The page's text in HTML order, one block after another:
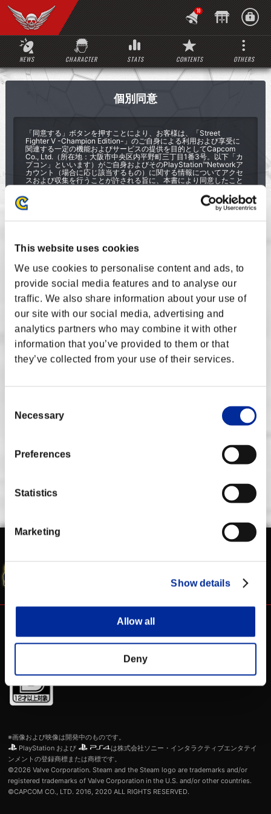
This website uses cookies
We use cookies to personalise content and ads, to
provide social media features and to analyse our
traffic. We also share information about your use of
our site with our social media, advertising and
analytics partners who may combine it with other
information that you’ve provided to them or that
they’ve collected from your use of their services.
Selection
Necessary
Preferences
Statistics
Marketing
Show details
Allow all
Deny
NEWS CHARACTER STATS CONTENTS OTHERS
10
個別同意
「同意する」ボタンを押すことにより、お客様は、「Street
Fighter V -Champion Edition-」のご自身による利用および享受に
関連する一定の機能およびサービスの提供を目的としてCapcom
Co., Ltd.（所在地：大阪市中央区内平野町三丁目1番3号。以下「カ
プコン」といいます）がご自身およびそのPlayStation™Networkア
カウント（場合に応じ該当するもの）に関する情報についてアクセ
スおよび収集を行うことが許される旨に、本書により同意したこと
になります。
お客様は、以下の情報について、カプコンがPlayStation™Network
を通じてアクセスおよび取得を行うことがある旨に、同意します。
• お客様のオンラインID（場合に応じ該当するもの）は、Sony
• お客様のPlayStation™Networkにおける購入内容および権限
等のうちStreet Fighter Vのコンテンツに関係するものについて
および日付（例えば利用期限付きのアイテムに関するものな
ど）も挙げられます。
• お客様のゲーム内実績（トロフィーなど）に関する情報。
• お客様の地理情報。
また、お客様は、以下の情報をカプコンがお客様から直接収集し利
用することがある旨についても、同意します。
• お客様のFighter's ID。
• お客様のIPアドレス。
• お客様のゲーム内アクティビティに関する情報（ゲームのテ
レメトリーデータおよび進行状況に関する情報など）。
• Capcom Fighters Network（以下「CFN」といいます）（こ
こに所在する関連CFNウェブポータルも含みます）を通じて
Street Fighter Vサービスおよびオンラインサービスを提供する
身の進行状況、ご自身の個別統計値、ならびにご自身のCFNフ
レンドその他のプレイヤーの進行状況および統計値を閲覧でき
るソーシャルプラットフォームが提供されます。
の順位および大会で獲得したリーグポイント、その他の統計
値、ならびにご自身のCFNフレンド、その他のプレイヤーの大
会の進行状況および統計値をご自身または誰でも（ログインア
• 上記のほか、Street Fighter VおよびCFNサービスの改良、プ
ロモーションおよび保護のため。
に所在するカプコンのサーバー上で保存されます。カプコンにより
に基づき、カプコンによるStreet Fighter VおよびCFNサービスの
提供を支援するカプコンの関係会社、パートナーおよび契約企業と
プコンのプライバシーポリシーをご覧ください。そこでは、お客様
のデータ関連のプライバシー権に関する詳細も、ご確認いただけま
https://www.capcom.co.jp/privacy/game/
ご自身による同意が自由意思に基づくものである旨、またカプコン
える義務をご自身が負っているわけではない旨について、確認し同
意します。また、お客様は、OPTION画面からいつでも同意を撤回
することができ、弊社まで電子メール（宛先：
コンが収集したご自身の情報削除に関する依頼をすることができま
すので、その旨ご留意ください。
上述の内容を理解の上、お客様の情報をカプコンに提供すること
SFV 公式サイト
※画像および映像は開発中のものです。
PlayStation および
は株式会社ソニー・インタラクティブエンタテイ
ンメントの登録商標または商標です。
©2026 Valve Corporation. Steam and the Steam logo are trademarks and/or
registered trademarks of Valve Corporation in the U.S. and/or other countries.
©CAPCOM CO., LTD. 2016, 2020 ALL RIGHTS RESERVED.